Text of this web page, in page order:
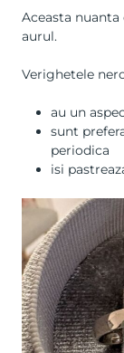
Aceasta
aurul.
Verighetele
au un
sunt
periodica
isi